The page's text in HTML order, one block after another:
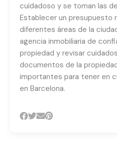
cuidadoso y se toman las
Establecer un presupuesto
diferentes áreas de la
agencia inmobiliaria de
propiedad y revisar
documentos de la
importantes para tener en
en Barcelona.